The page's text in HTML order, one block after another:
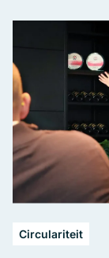
Circulariteit